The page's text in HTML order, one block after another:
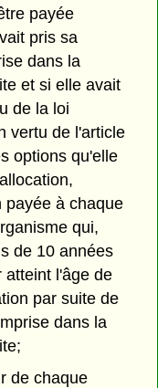
payée
pris sa
dans la
et si elle avait
de la loi
vertu de l'article
options qu'elle
payée à chaque
qui,
de 10 années
atteint l'âge de
par suite de
dans la
de chaque